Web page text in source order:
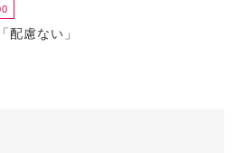
配慮ない」